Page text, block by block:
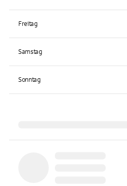
Freitag
Samstag
Sonntag